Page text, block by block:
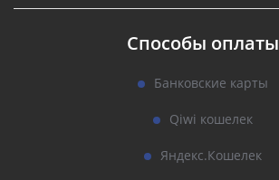
Способы оплаты
Банковские карты
Qiwi кошелек
Яндекс.Кошелек